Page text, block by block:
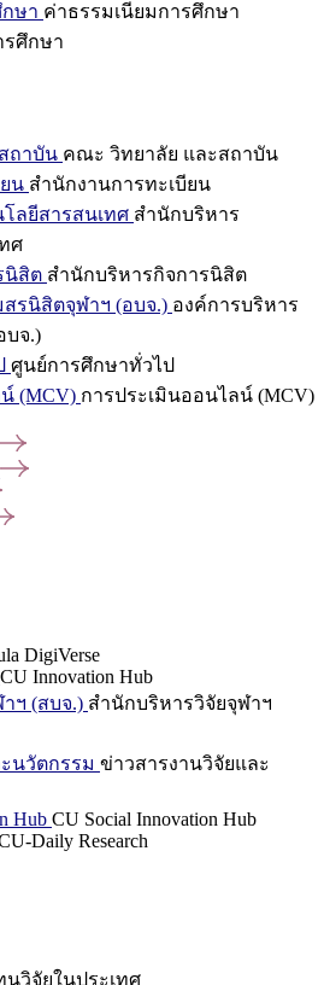
ษา ค่าธรรมเนียมการศึกษา
ศึกษา
ถาบัน คณะ วิทยาลัย และสถาบัน
น สำนักงานการทะเบียน
ลยีสารสนเทศ สำนักบริหาร
ศ
นิสิต สำนักบริหารกิจการนิสิต
รนิสิตจุฬาฯ (อบจ.) องค์การบริหาร
บจ.)
ศูนย์การศึกษาทั่วไป
(MCV) การประเมินออนไลน์ (MCV)
DigiVerse
CU Innovation Hub
ฯ (สบจ.) สำนักบริหารวิจัยจุฬาฯ
นวัตกรรม ข่าวสารงานวิจัยและ
Hub CU Social Innovation Hub
Daily Research
นวิจัยในประเทศ